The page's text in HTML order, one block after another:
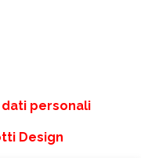
dati personali
Design